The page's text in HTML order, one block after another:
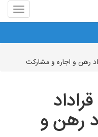
منوی
سایت
آرا
رهن و اجاره و مشارکت
رهن و